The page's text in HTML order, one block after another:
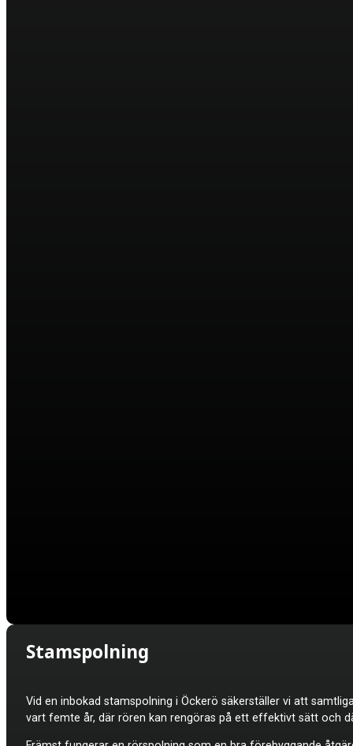
Stamspolning
Vid en inbokad stamspolning i Öckerö säkerställer vi att
vart femte år, där rören kan rengöras på ett effektivt sätt och